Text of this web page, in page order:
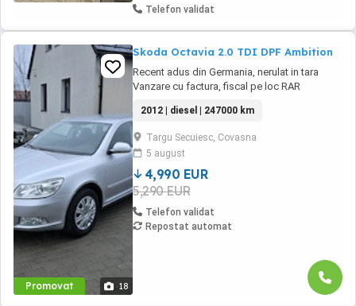
Telefon validat
Promovat 18
Skoda Octavia 2.0 TDI DPF Ambition
Recent adus din Germania, nerulat in tara
Vanzare cu factura, fiscal pe loc RAR
Radio cu cd -Airbag -Servodirectie - Cutie
Manuala 5+1 viteze - 5 locuri - Aer conditionat
- Pilot automat - ABS ESP SERVO - Airbag -
Computer bord - Proiectoare ...
2012 | diesel | 247000 km
Targu Secuiesc, Covasna
5 august
4,990 EUR
5,290 EUR
Telefon validat
Repostat automat